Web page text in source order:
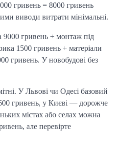
гривень = 8000 гривень
виводи витрати мінімальні.
9000 гривень + монтаж під
1500 гривень + матеріали
гривень. У новобудові без
У Львові чи Одесі базовий
гривень, у Києві — дорожче
містах або селах можна
але перевірте